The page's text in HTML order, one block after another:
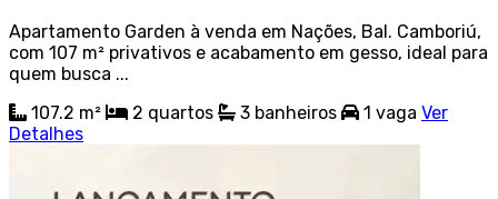
Apartamento Garden à venda em Nações, Bal. Camboriú,
com 107 m² privativos e acabamento em gesso, ideal para
quem busca ...
107.2 m²
2 quartos 3 banheiros 1 vaga Ver
Detalhes